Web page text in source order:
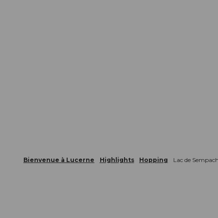
Bienvenue à Lucerne Highlights Hopping Lac de